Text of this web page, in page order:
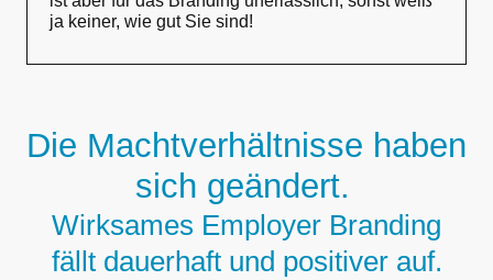
ja keiner, wie gut Sie sind!
Die Machtverhältnisse haben
sich geändert.
Wirksames Employer Branding
fällt dauerhaft und positiver auf.